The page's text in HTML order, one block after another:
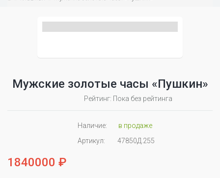
Мужские золотые часы «Пушкин»
Рейтинг: Пока без рейтинга
Наличие:
в продаже
Артикул:
47850Д.255
1840000 ₽